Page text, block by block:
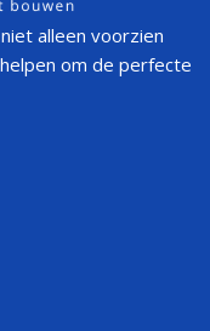
alleen voorzien
om de perfecte